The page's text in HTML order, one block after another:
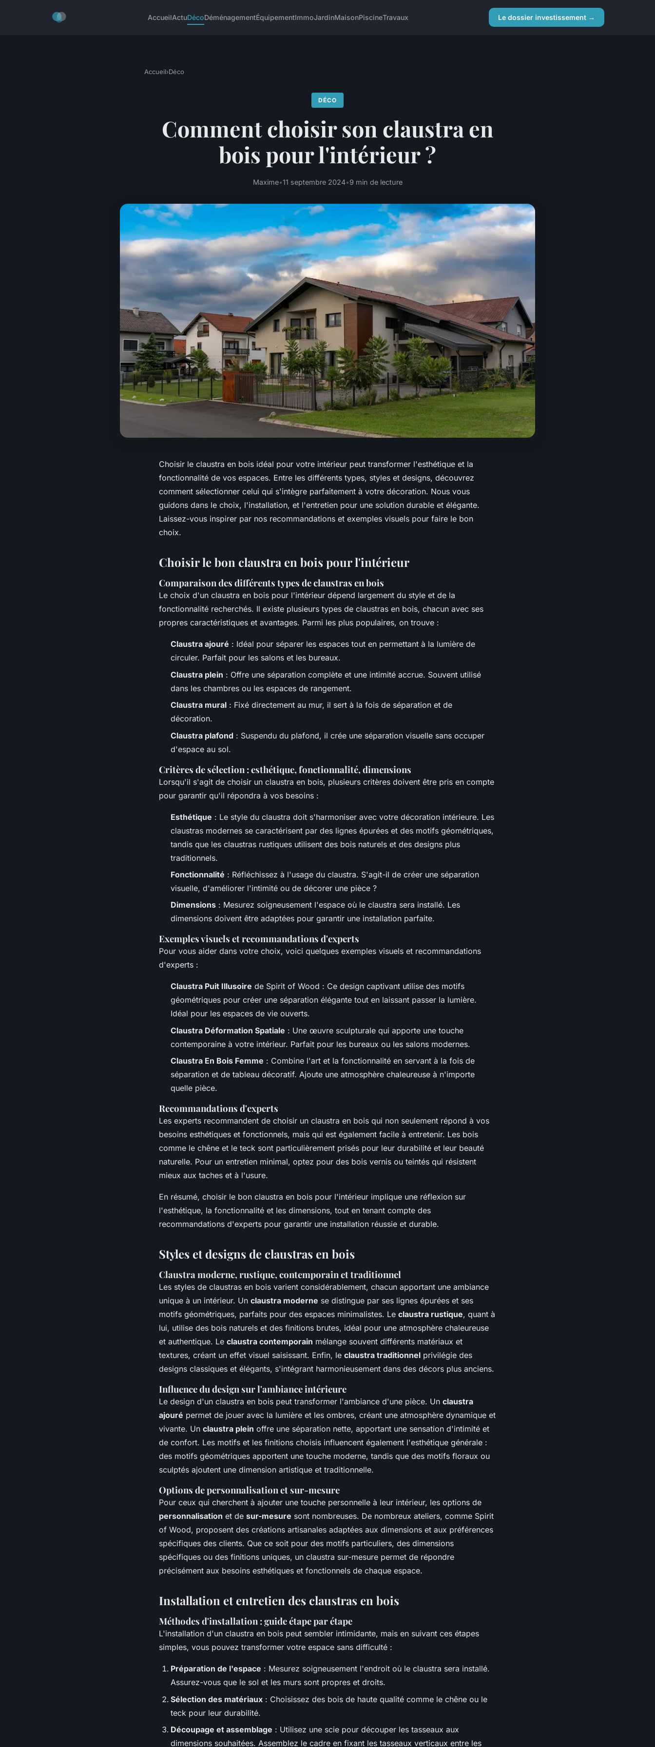
AccueilActuDécoDéménagementÉquipementImmoJardinMaisonPiscineTravaux Le dossier investissement →
Accueil›Déco
DÉCO
Comment choisir son claustra en
bois pour l'intérieur ?
Maxime•11 septembre 2024•9 min de lecture
Choisir le claustra en bois idéal pour votre intérieur peut transformer l'esthétique et la
fonctionnalité de vos espaces. Entre les différents types, styles et designs, découvrez
comment sélectionner celui qui s'intègre parfaitement à votre décoration. Nous vous
guidons dans le choix, l'installation, et l'entretien pour une solution durable et élégante.
Laissez-vous inspirer par nos recommandations et exemples visuels pour faire le bon
choix.
Choisir le bon claustra en bois pour l'intérieur
Comparaison des différents types de claustras en bois
Le choix d'un claustra en bois pour l'intérieur dépend largement du style et de la
fonctionnalité recherchés. Il existe plusieurs types de claustras en bois, chacun avec ses
propres caractéristiques et avantages. Parmi les plus populaires, on trouve :
Claustra ajouré : Idéal pour séparer les espaces tout en permettant à la lumière de
circuler. Parfait pour les salons et les bureaux.
Claustra plein : Offre une séparation complète et une intimité accrue. Souvent utilisé
dans les chambres ou les espaces de rangement.
Claustra mural : Fixé directement au mur, il sert à la fois de séparation et de
décoration.
Claustra plafond : Suspendu du plafond, il crée une séparation visuelle sans occuper
d'espace au sol.
Critères de sélection : esthétique, fonctionnalité, dimensions
Lorsqu'il s'agit de choisir un claustra en bois, plusieurs critères doivent être pris en compte
pour garantir qu'il répondra à vos besoins :
Esthétique : Le style du claustra doit s'harmoniser avec votre décoration intérieure. Les
claustras modernes se caractérisent par des lignes épurées et des motifs géométriques,
tandis que les claustras rustiques utilisent des bois naturels et des designs plus
traditionnels.
Fonctionnalité : Réfléchissez à l'usage du claustra. S'agit-il de créer une séparation
visuelle, d'améliorer l'intimité ou de décorer une pièce ?
Dimensions : Mesurez soigneusement l'espace où le claustra sera installé. Les
dimensions doivent être adaptées pour garantir une installation parfaite.
Exemples visuels et recommandations d'experts
Pour vous aider dans votre choix, voici quelques exemples visuels et recommandations
d'experts :
Claustra Puit Illusoire de Spirit of Wood : Ce design captivant utilise des motifs
géométriques pour créer une séparation élégante tout en laissant passer la lumière.
Idéal pour les espaces de vie ouverts.
Claustra Déformation Spatiale : Une œuvre sculpturale qui apporte une touche
contemporaine à votre intérieur. Parfait pour les bureaux ou les salons modernes.
Claustra En Bois Femme : Combine l'art et la fonctionnalité en servant à la fois de
séparation et de tableau décoratif. Ajoute une atmosphère chaleureuse à n'importe
quelle pièce.
Recommandations d'experts
Les experts recommandent de choisir un claustra en bois qui non seulement répond à vos
besoins esthétiques et fonctionnels, mais qui est également facile à entretenir. Les bois
comme le chêne et le teck sont particulièrement prisés pour leur durabilité et leur beauté
naturelle. Pour un entretien minimal, optez pour des bois vernis ou teintés qui résistent
mieux aux taches et à l'usure.
En résumé, choisir le bon claustra en bois pour l'intérieur implique une réflexion sur
l'esthétique, la fonctionnalité et les dimensions, tout en tenant compte des
recommandations d'experts pour garantir une installation réussie et durable.
Styles et designs de claustras en bois
Claustra moderne, rustique, contemporain et traditionnel
Les styles de claustras en bois varient considérablement, chacun apportant une ambiance
unique à un intérieur. Un claustra moderne se distingue par ses lignes épurées et ses
motifs géométriques, parfaits pour des espaces minimalistes. Le claustra rustique, quant à
lui, utilise des bois naturels et des finitions brutes, idéal pour une atmosphère chaleureuse
et authentique. Le claustra contemporain mélange souvent différents matériaux et
textures, créant un effet visuel saisissant. Enfin, le claustra traditionnel privilégie des
designs classiques et élégants, s'intégrant harmonieusement dans des décors plus anciens.
Influence du design sur l'ambiance intérieure
Le design d'un claustra en bois peut transformer l'ambiance d'une pièce. Un claustra
ajouré permet de jouer avec la lumière et les ombres, créant une atmosphère dynamique et
vivante. Un claustra plein offre une séparation nette, apportant une sensation d'intimité et
de confort. Les motifs et les finitions choisis influencent également l'esthétique générale :
des motifs géométriques apportent une touche moderne, tandis que des motifs floraux ou
sculptés ajoutent une dimension artistique et traditionnelle.
Options de personnalisation et sur-mesure
Pour ceux qui cherchent à ajouter une touche personnelle à leur intérieur, les options de
personnalisation et de sur-mesure sont nombreuses. De nombreux ateliers, comme Spirit
of Wood, proposent des créations artisanales adaptées aux dimensions et aux préférences
spécifiques des clients. Que ce soit pour des motifs particuliers, des dimensions
spécifiques ou des finitions uniques, un claustra sur-mesure permet de répondre
précisément aux besoins esthétiques et fonctionnels de chaque espace.
Installation et entretien des claustras en bois
Méthodes d'installation : guide étape par étape
L'installation d'un claustra en bois peut sembler intimidante, mais en suivant ces étapes
simples, vous pouvez transformer votre espace sans difficulté :
Préparation de l'espace : Mesurez soigneusement l'endroit où le claustra sera installé.
Assurez-vous que le sol et les murs sont propres et droits.
Sélection des matériaux : Choisissez des bois de haute qualité comme le chêne ou le
teck pour leur durabilité.
Découpage et assemblage : Utilisez une scie pour découper les tasseaux aux
dimensions souhaitées. Assemblez le cadre en fixant les tasseaux verticaux entre les